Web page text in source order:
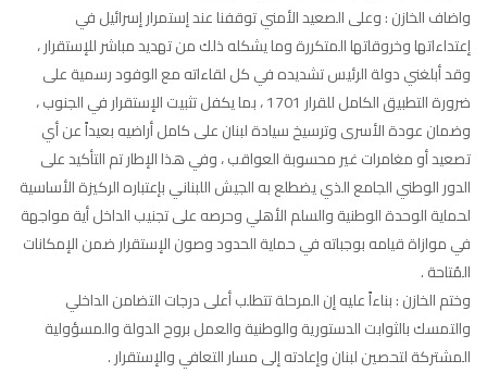
واضاف الخازن : وعلى الصعيد الأمني توقفنا عند إستمرار إسرائيل في
إعتداءاتها وخروقاتها المتكررة وما يشكله ذلك من تهديد مباشر للإستقرار ،
وقد أبلغني دولة الرئيس تشديده في كل لقاءاته مع الوفود رسمية على
ضرورة التطبيق الكامل للقرار 1701 ، بما يكفل تثبيت الإستقرار في الجنوب ،
وضمان عودة الأسرى وترسيخ سيادة لبنان على كامل أراضيه بعيداً عن أي
تصعيد أو مغامرات غير محسوبة العواقب ، وفي هذا الإطار تم التأكيد على
الدور الوطني الجامع الذي يضطلع به الجيش اللبناني بإعتباره الركيزة الأساسية
لحماية الوحدة الوطنية والسلم الأهلي وحرصه على تجنيب الداخل أية مواجهة
في موازاة قيامه بوجباته في حماية الحدود وصون الإستقرار ضمن الإمكانات
المُتاحة .
وختم الخازن : بناءاً عليه إن المرحلة تتطلب أعلى درجات التضامن الداخلي
والتمسك بالثوابت الدستورية والوطنية والعمل بروح الدولة والمسؤولية
المشتركة لتحصين لبنان وإعادته إلى مسار التعافي والإستقرار .